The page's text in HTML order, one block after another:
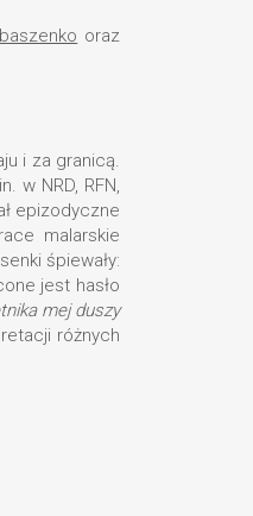
oraz
i za granicą.
w NRD, RFN,
epizodyczne
malarskie
śpiewały:
jest hasło
mej duszy
różnych